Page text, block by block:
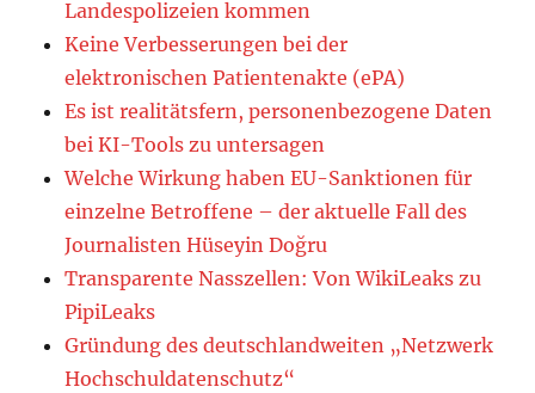
Landespolizeien kommen
Keine Verbesserungen bei der
elektronischen Patientenakte (ePA)
Es ist realitätsfern, personenbezogene Daten
bei KI-Tools zu untersagen
Welche Wirkung haben EU-Sanktionen für
einzelne Betroffene – der aktuelle Fall des
Journalisten Hüseyin Doğru
Transparente Nasszellen: Von WikiLeaks zu
PipiLeaks
Gründung des deutschlandweiten „Netzwerk
Hochschuldatenschutz“